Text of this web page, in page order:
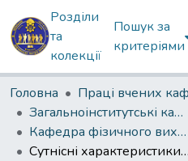
Розділи
та
колекції
Пошук за
критеріями
Головна
Загальноінститутські кафедри
Кафедра фізичного виховання, спеціальної фізичної підготовки і спорту
Сутнісні характеристики формування готовності майбутніх інструкторів з фізичної підготовки і спорту до професійної діяльності